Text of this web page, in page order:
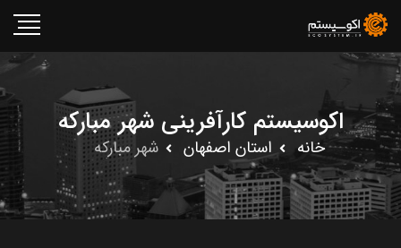
اکوسیستم کارآفرینی شهر مبارکه
خانه استان اصفهان شهر مبارکه